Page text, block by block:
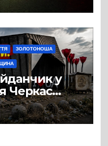
ЗОЛОТОНОША
у
Черкас
занедбане